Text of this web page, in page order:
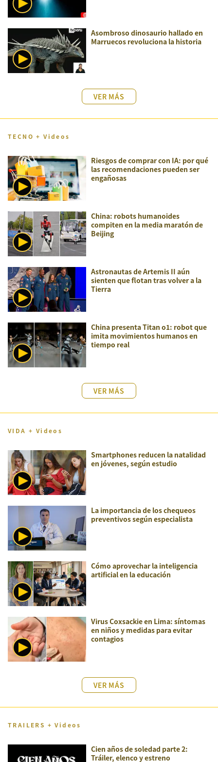
Asombroso dinosaurio hallado en
Marruecos revoluciona la historia
VER MÁS
TECNO + Videos
Riesgos de comprar con IA: por qué
las recomendaciones pueden ser
engañosas
China: robots humanoides
compiten en la media maratón de
Beijing
Astronautas de Artemis II aún
sienten que flotan tras volver a la
Tierra
China presenta Titan o1: robot que
imita movimientos humanos en
tiempo real
VER MÁS
VIDA + Videos
Smartphones reducen la natalidad
en jóvenes, según estudio
La importancia de los chequeos
preventivos según especialista
Cómo aprovechar la inteligencia
artificial en la educación
Virus Coxsackie en Lima: síntomas
en niños y medidas para evitar
contagios
VER MÁS
TRAILERS + Videos
Cien años de soledad parte 2:
Tráiler, elenco y estreno